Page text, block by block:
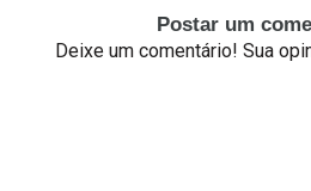
Postar um
Deixe um comentário! Sua